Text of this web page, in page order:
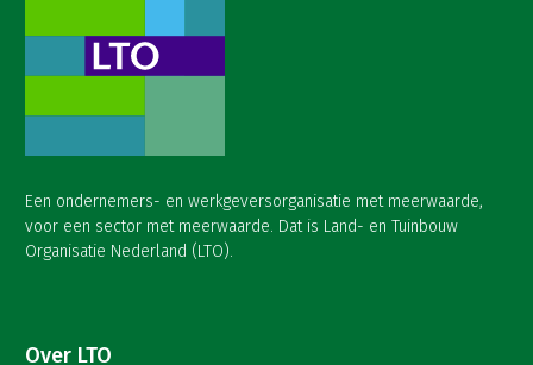
Een ondernemers- en werkgeversorganisatie met meerwaarde,
voor een sector met meerwaarde. Dat is Land- en Tuinbouw
Organisatie Nederland (LTO).
Over LTO